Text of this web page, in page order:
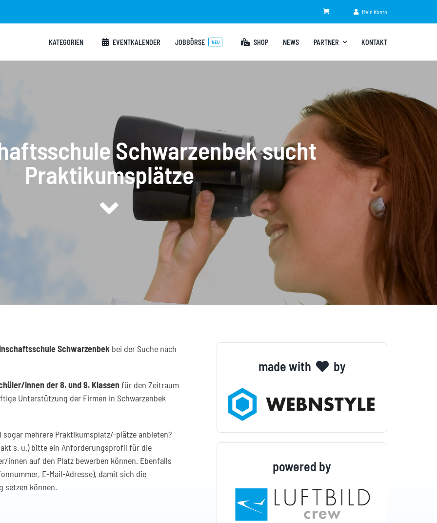
Mein Konto
KATEGORIEN EVENTKALENDER JOBBÖRSE NEU SHOP NEWS PARTNER KONTAKT
Schwarzenbek sucht
Praktikumsplätze
Schwarzenbek bei der Suche nach
innen der 8. und 9. Klassenfür den Zeitraum
Unterstützung der Firmen in Schwarzenbek
mehrere Praktikumsplatz/-plätze anbieten?
s. u.) bitte ein Anforderungsprofil für die
innen auf den Platz bewerben können. Ebenfalls
E-Mail-Adresse), damit sich die
setzen können.
made with by
powered by